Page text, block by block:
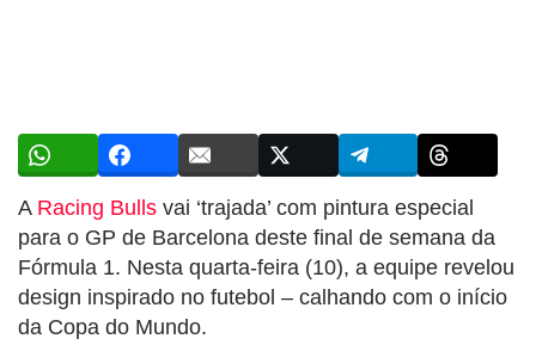
A Racing Bulls vai ‘trajada’ com pintura especial
para o GP de Barcelona deste final de semana da
Fórmula 1. Nesta quarta-feira (10), a equipe revelou
design inspirado no futebol – calhando com o início
da Copa do Mundo.